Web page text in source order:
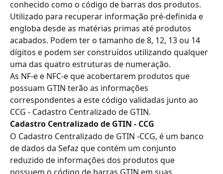
conhecido como o código de barras dos produtos.
Utilizado para recuperar informação pré-definida e
engloba desde as matérias primas até produtos
acabados. Podem ter o tamanho de 8, 12, 13 ou 14
dígitos e podem ser construídos utilizando qualquer
uma das quatro estruturas de numeração.
As NF-e e NFC-e que acobertarem produtos que
possuam GTIN terão as informações
correspondentes a este código validadas junto ao
CCG - Cadastro Centralizado de GTIN.
Cadastro Centralizado de GTIN - CCG
O Cadastro Centralizado de GTIN -CCG, é um banco
de dados da Sefaz que contém um conjunto
reduzido de informações dos produtos que